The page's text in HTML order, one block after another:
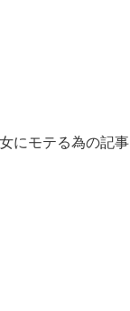
にモテる為の記事